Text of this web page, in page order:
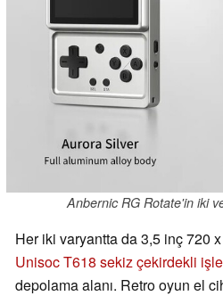
Anbernic RG Rotate'in iki
Her iki varyantta da 3,5 inç 720
Unisoc T618 sekiz çekirdekli
depolama alanı. Retro oyun el